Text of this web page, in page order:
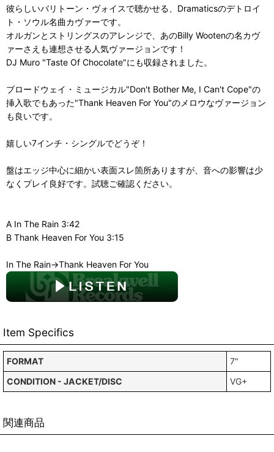
彼らしいバリトーン・ヴォイスで聴かせる、Dramaticsのデトロイ
ト・ソウル名曲カヴァーです。
オルガンとストリングスのアレンジで、あのBilly Wootenの名カヴ
ァーさえも連想させる人気ヴァージョンです！
DJ Muro "Taste Of Chocolate"にも収録されました。
ブロードウェイ・ミュージカル"Don't Bother Me, I Can't Cope"の
挿入歌でもあった"Thank Heaven For You"のメロウなヴァージョン
も良いです。
嬉しい7インチ・シングルでどうぞ！
盤はエッジ中心に細かい表面スレ箇所ありますが、音への影響は少
なくプレイ良好です。試聴ご確認ください。
A In The Rain 3:42
B Thank Heaven For You 3:15
In The Rain→Thank Heaven For You
Item Specifics
FORMAT
7"
CONDITION - JACKET/DISC
VG+
関連商品